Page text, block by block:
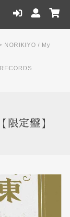
NORIKIYO / My
定盤】